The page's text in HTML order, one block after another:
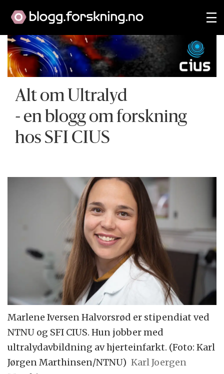
Alt om Ultralyd
- en blogg om forskning
hos SFI CIUS
Marlene Iversen Halvorsrød er stipendiat ved
NTNU og SFI CIUS. Hun jobber med
ultralydavbildning av hjerteinfarkt. (Foto: Karl
Jørgen Marthinsen/NTNU) Karl Joergen